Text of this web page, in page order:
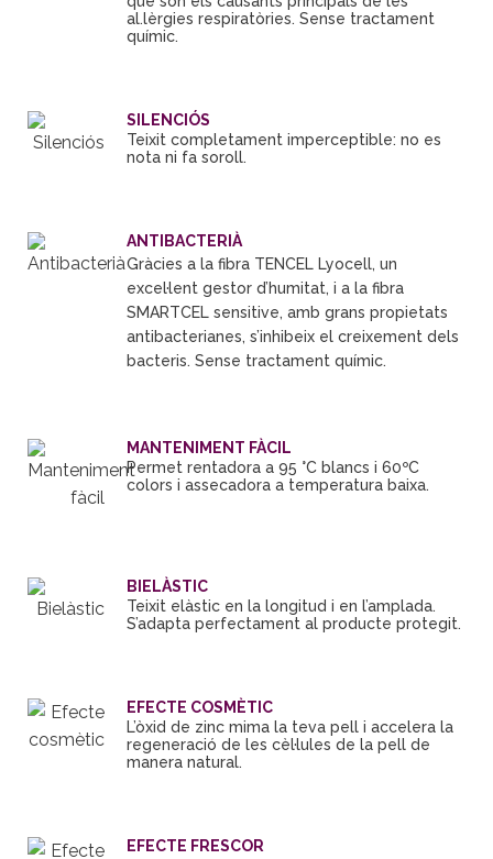
al.lèrgies respiratòries. Sense tractament
químic.
SILENCIÓS
Teixit completament imperceptible: no es
nota ni fa soroll.
ANTIBACTERIÀ
Gràcies a la fibra TENCEL Lyocell, un
excel·lent gestor d’humitat, i a la fibra
SMARTCEL sensitive, amb grans propietats
antibacterianes, s’inhibeix el creixement dels
bacteris. Sense tractament químic.
MANTENIMENT FÀCIL
Permet rentadora a 95 °C blancs i 60ºC
colors i assecadora a temperatura baixa.
BIELÀSTIC
Teixit elàstic en la longitud i en l’amplada.
S’adapta perfectament al producte protegit.
EFECTE COSMÈTIC
L’òxid de zinc mima la teva pell i accelera la
regeneració de les cèl·lules de la pell de
manera natural.
EFECTE FRESCOR